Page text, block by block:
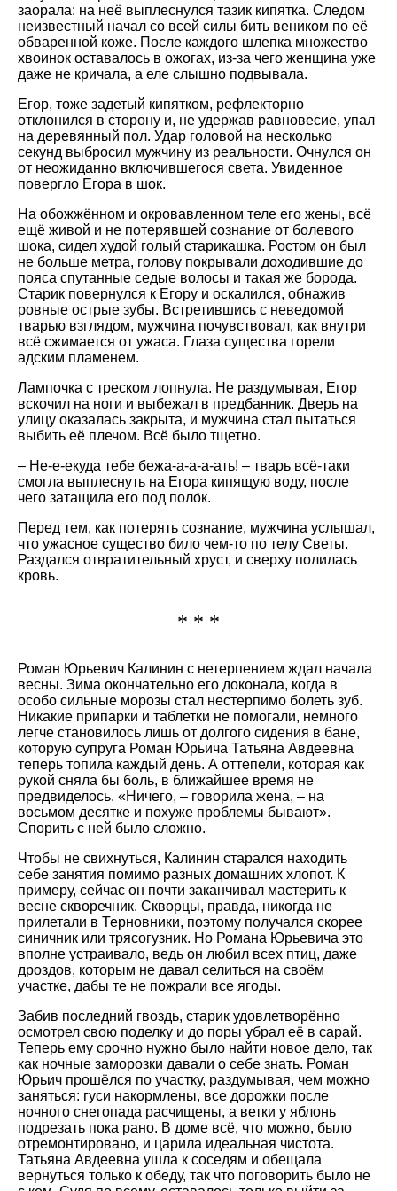
заорала: на неё выплеснулся тазик кипятка. Следом
неизвестный начал со всей силы бить веником по её
обваренной коже. После каждого шлепка множество
хвоинок оставалось в ожогах, из-за чего женщина уже
даже не кричала, а еле слышно подвывала.
Егор, тоже задетый кипятком, рефлекторно
отклонился в сторону и, не удержав равновесие, упал
на деревянный пол. Удар головой на несколько
секунд выбросил мужчину из реальности. Очнулся он
от неожиданно включившегося света. Увиденное
повергло Егора в шок.
На обожжённом и окровавленном теле его жены, всё
ещё живой и не потерявшей сознание от болевого
шока, сидел худой голый старикашка. Ростом он был
не больше метра, голову покрывали доходившие до
пояса спутанные седые волосы и такая же борода.
Старик повернулся к Егору и оскалился, обнажив
ровные острые зубы. Встретившись с неведомой
тварью взглядом, мужчина почувствовал, как внутри
всё сжимается от ужаса. Глаза существа горели
адским пламенем.
Лампочка с треском лопнула. Не раздумывая, Егор
вскочил на ноги и выбежал в предбанник. Дверь на
улицу оказалась закрыта, и мужчина стал пытаться
выбить её плечом. Всё было тщетно.
– Не-е-екуда тебе бежа-а-а-а-ать! – тварь всё-таки
смогла выплеснуть на Егора кипящую воду, после
чего затащила его под поло́к.
Перед тем, как потерять сознание, мужчина услышал,
что ужасное существо било чем-то по телу Светы.
Раздался отвратительный хруст, и сверху полилась
кровь.
* * *
Роман Юрьевич Калинин с нетерпением ждал начала
весны. Зима окончательно его доконала, когда в
особо сильные морозы стал нестерпимо болеть зуб.
Никакие припарки и таблетки не помогали, немного
легче становилось лишь от долгого сидения в бане,
которую супруга Роман Юрьича Татьяна Авдеевна
теперь топила каждый день. А оттепели, которая как
рукой сняла бы боль, в ближайшее время не
предвиделось. «Ничего, – говорила жена, – на
восьмом десятке и похуже проблемы бывают».
Спорить с ней было сложно.
Чтобы не свихнуться, Калинин старался находить
себе занятия помимо разных домашних хлопот. К
примеру, сейчас он почти заканчивал мастерить к
весне скворечник. Скворцы, правда, никогда не
прилетали в Терновники, поэтому получался скорее
синичник или трясогузник. Но Романа Юрьевича это
вполне устраивало, ведь он любил всех птиц, даже
дроздов, которым не давал селиться на своём
участке, дабы те не пожрали все ягоды.
Забив последний гвоздь, старик удовлетворённо
осмотрел свою поделку и до поры убрал её в сарай.
Теперь ему срочно нужно было найти новое дело, так
как ночные заморозки давали о себе знать. Роман
Юрьич прошёлся по участку, раздумывая, чем можно
заняться: гуси накормлены, все дорожки после
ночного снегопада расчищены, а ветки у яблонь
подрезать пока рано. В доме всё, что можно, было
отремонтировано, и царила идеальная чистота.
Татьяна Авдеевна ушла к соседям и обещала
вернуться только к обеду, так что поговорить было не